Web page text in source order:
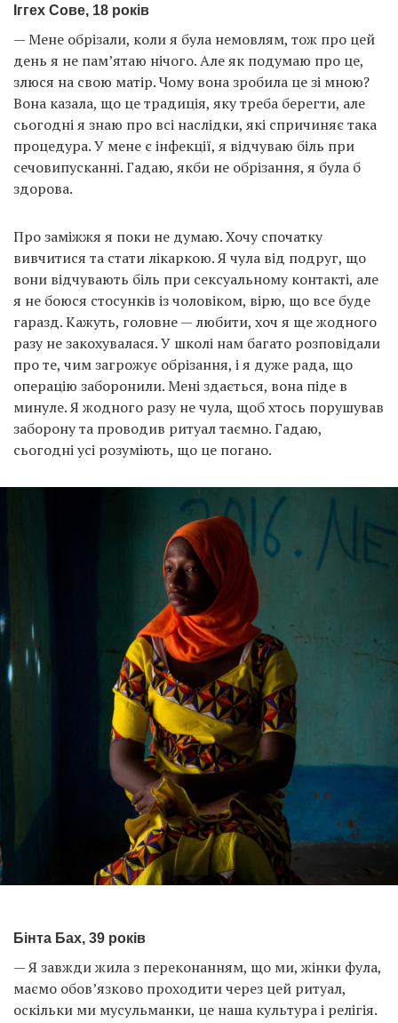
Іггех Сове, 18 років
— Мене обрізали, коли я була немовлям, тож про цей
день я не пам’ятаю нічого. Але як подумаю про це,
злюся на свою матір. Чому вона зробила це зі мною?
Вона казала, що це традиція, яку треба берегти, але
сьогодні я знаю про всі наслідки, які спричиняє така
процедура. У мене є інфекції, я відчуваю біль при
сечовипусканні. Гадаю, якби не обрізання, я була б
здорова.
Про заміжжя я поки не думаю. Хочу спочатку
вивчитися та стати лікаркою. Я чула від подруг, що
вони відчувають біль при сексуальному контакті, але
я не боюся стосунків із чоловіком, вірю, що все буде
гаразд. Кажуть, головне — любити, хоч я ще жодного
разу не закохувалася. У школі нам багато розповідали
про те, чим загрожує обрізання, і я дуже рада, що
операцію заборонили. Мені здається, вона піде в
минуле. Я жодного разу не чула, щоб хтось порушував
заборону та проводив ритуал таємно. Гадаю,
сьогодні усі розуміють, що це погано.
Бінта Бах, 39 років
— Я завжди жила з переконанням, що ми, жінки фула,
маємо обов’язково проходити через цей ритуал,
оскільки ми мусульманки, це наша культура і релігія.